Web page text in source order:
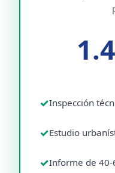
Inspección
Estudio
Informe de 40-